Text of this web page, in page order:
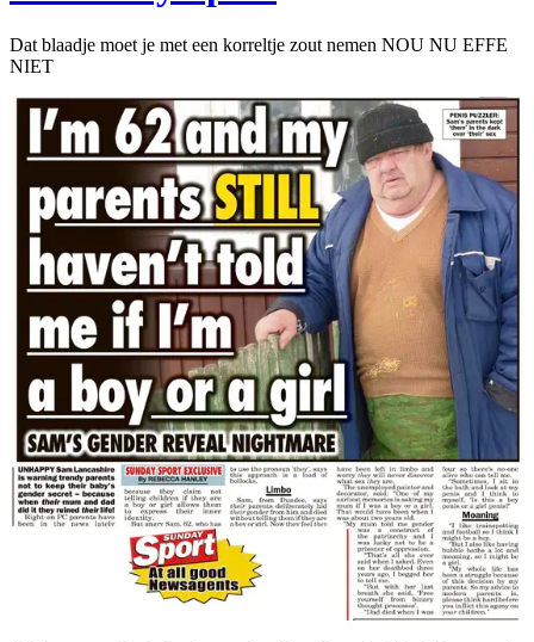
Dat blaadje moet je met een korreltje zout nemen NOU NU EFFE
NIET